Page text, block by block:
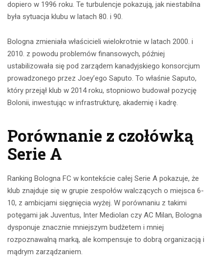
dopiero w 1996 roku. Te turbulencje pokazują, jak niestabilna
była sytuacja klubu w latach 80. i 90.
Bologna zmieniała właścicieli wielokrotnie w latach 2000. i
2010. z powodu problemów finansowych, później
ustabilizowała się pod zarządem kanadyjskiego konsorcjum
prowadzonego przez Joey’ego Saputo. To właśnie Saputo,
który przejął klub w 2014 roku, stopniowo budował pozycję
Bolonii, inwestując w infrastrukturę, akademię i kadrę.
Porównanie z czołówką
Serie A
Ranking Bologna FC w kontekście całej Serie A pokazuje, że
klub znajduje się w grupie zespołów walczących o miejsca 6-
10, z ambicjami sięgnięcia wyżej. W porównaniu z takimi
potęgami jak Juventus, Inter Mediolan czy AC Milan, Bologna
dysponuje znacznie mniejszym budżetem i mniej
rozpoznawalną marką, ale kompensuje to dobrą organizacją i
mądrym zarządzaniem.